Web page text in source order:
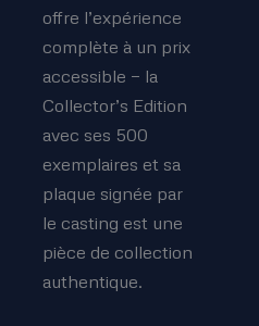
offre l’expérience
complète à un prix
accessible — la
Collector’s Edition
avec ses 500
exemplaires et sa
plaque signée par
le casting est une
pièce de collection
authentique.